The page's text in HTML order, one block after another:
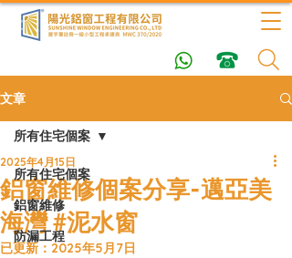
文章
所有住宅個案
鋁窗維修
防漏工程
所有住宅個案
鋁窗維修個案分享-邁亞美
海灣 #泥水窗
2025年4月15日
已更新： 2025年5月7日